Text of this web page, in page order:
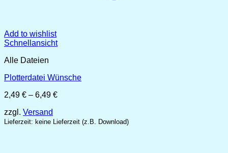
Add to wishlist
Schnellansicht
Alle Dateien
Plotterdatei Wünsche
2,49 € – 6,49 €Preisspanne:
6,49 €
zzgl. Versand
Lieferzeit: keine Lieferzeit (z.B. Download)